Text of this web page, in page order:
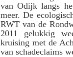
van Odijk langs
meer. De
RWT van de
2011 gelukkig
kruising met de
van schadeclaims